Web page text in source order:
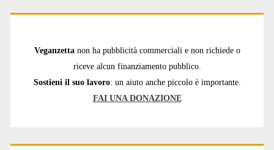
Veganzetta non ha pubblicità commerciali e non richiede o
riceve alcun finanziamento pubblico.
Sostieni il suo lavoro: un aiuto anche piccolo è importante.
FAI UNA DONAZIONE